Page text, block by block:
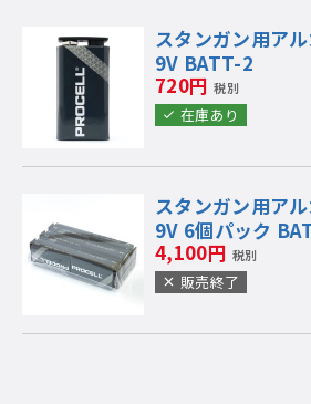
スタンガン用ア
9V BATT-2
720円 税別
在庫あり
スタンガン用ア
9V 6個パック
4,100円 税別
販売終了